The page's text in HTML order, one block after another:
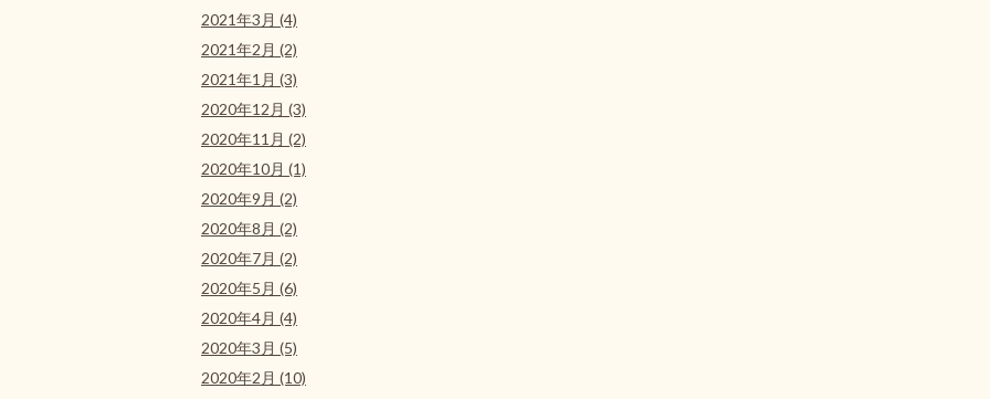
2021年3月 (4)
2021年2月 (2)
2021年1月 (3)
2020年12月 (3)
2020年11月 (2)
2020年10月 (1)
2020年9月 (2)
2020年8月 (2)
2020年7月 (2)
2020年5月 (6)
2020年4月 (4)
2020年3月 (5)
2020年2月 (10)